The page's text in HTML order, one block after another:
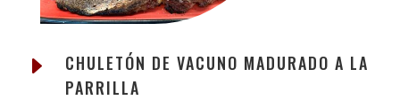
E
CHULETÓN DE VACUNO MADURADO A LA
PARRILLA